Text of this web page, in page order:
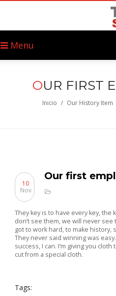
Menu
OUR FIRST
Inicio / Our History Item
Our first
10
Nov
They key is to have every key, the
don’t see them, we will never see
got to work hard, to make history,
They never said winning was
success, I can. I’m giving you
cut from a special cloth.
Tags: